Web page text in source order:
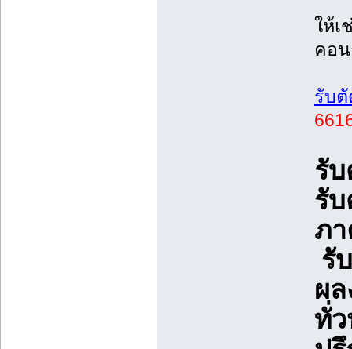
ให้เ
คอ
รับ
รั
รั
ภ
รั
ผ
ทั่